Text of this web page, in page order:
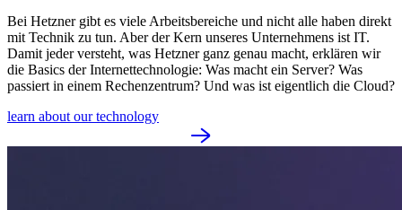
Bei Hetzner gibt es viele Arbeitsbereiche und nicht alle haben direkt
mit Technik zu tun. Aber der Kern unseres Unternehmens ist IT.
Damit jeder versteht, was Hetzner ganz genau macht, erklären wir
die Basics der Internettechnologie: Was macht ein Server? Was
passiert in einem Rechenzentrum? Und was ist eigentlich die Cloud?
learn about our technology